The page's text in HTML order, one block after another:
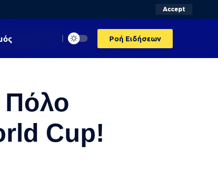
Accept
Ροή Ειδήσεων
Πόλο
Cup!